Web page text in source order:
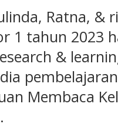
Ratna, &
1 tahun 2023
&
Membaca